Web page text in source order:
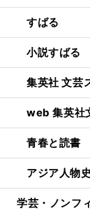
すばる
小説すばる
集英社 文芸
web 集英社
青春と読書
アジア人物史
学芸・ノンフ